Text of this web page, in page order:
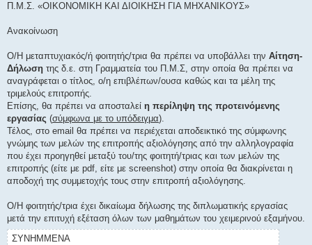
υ
Π.Μ.Σ. «ΟΙΚΟΝΟΜΙΚΗ ΚΑΙ ΔΙΟΙΚΗΣΗ ΓΙΑ ΜΗΧΑΝΙΚΟΥΣ»
Ανακοίνωση
Ο/Η μεταπτυχιακός/ή φοιτητής/τρια θα πρέπει να υποβάλλει την Αίτηση-
Δήλωση της δ.ε. στη Γραμματεία του Π.Μ.Σ, στην οποία θα πρέπει να
αναγράφεται ο τίτλος, ο/η επιβλέπων/ουσα καθώς και τα μέλη της
τριμελούς επιτροπής.
Επίσης, θα πρέπει να αποσταλεί η περίληψη της προτεινόμενης
εργασίας (σύμφωνα με το υπόδειγμα).
Τέλος, στο email θα πρέπει να περιέχεται αποδεικτικό της σύμφωνης
γνώμης των μελών της επιτροπής αξιολόγησης από την αλληλογραφία
που έχει προηγηθεί μεταξύ του/της φοιτητή/τριας και των μελών της
επιτροπής (είτε με pdf, είτε με screenshot) στην οποία θα διακρίνεται η
αποδοχή της συμμετοχής τους στην επιτροπή αξιολόγησης.
Ο/Η φοιτητής/τρια έχει δικαίωμα δήλωσης της διπλωματικής εργασίας
μετά την επιτυχή εξέταση όλων των μαθημάτων του χειμερινού εξαμήνου.
ΣΥΝΗΜΜΈΝΑ